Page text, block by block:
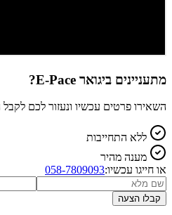
מתעניינים ביגואר E-Pace ?
השאירו פרטים עכשיו ונעזור לכם לקבל
ללא התחייבות
מענה מהיר
או חייגו עכשיו:058-7809093
קבלו הצעה